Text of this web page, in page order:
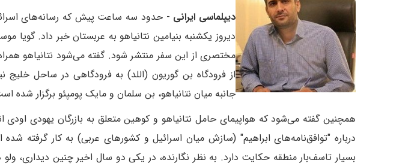
دیپلماسی ایرانی - حدود سه ساعت پیش که رسانه‌های
دیروز یکشنبه بنیامین نتانیاهو به عربستان خبر داد.
مختصری از این سفر منتشر شود. گفته می‌شود نتانیاهو
از فرودگاه بن گوریون (اللد) به فرودگاهی در ساحل خلیج
جانبه میان نتانیاهو، بن سلمان و مایک پومپئو برگزار شده
همچنین گفته می‌شود که هواپیمای حامل نتانیاهو و کوهین متعلق به بازرگان یهودی
درباره "توافق‌نامه‌های ابراهیم" (سازش میان اسرائیل و کشورهای عربی) به کار گرفته
بسیار تاسف‌بار منطقه حکایت دارد. به نظر نگارنده، در یکی دو سال اخیر چنین دیداری،